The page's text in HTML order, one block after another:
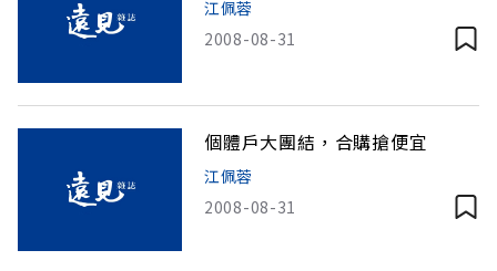
江佩蓉
2008-08-31
個體戶大團結，合購搶便宜
江佩蓉
2008-08-31